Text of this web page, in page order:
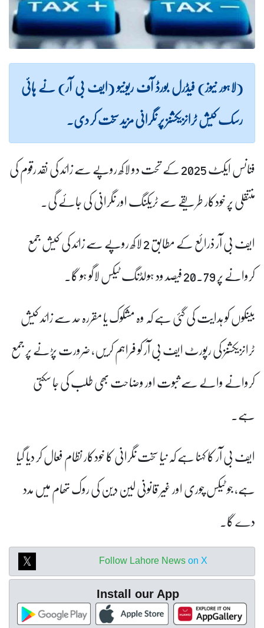
(لاہور نیوز) فیڈرل بورڈ آف ریونیو (ایف بی آر) نے ہائی
رسک کیش ٹرانزیکشنز پر نگرانی مزید سخت کر دی۔
فنانس ایکٹ 2025 کے تحت دو لاکھ روپے سے زائد کی نقد رقوم کی
منتقلی پر خودکار طریقے سے ٹریکنگ اور نگرانی کی جائے گی۔
ایف بی آر ذرائع کے مطابق 2 لاکھ روپے سے زائد کی کیش جمع
کروانے پر 20.79 فیصد ود ہولڈنگ ٹیکس لاگو ہو گا۔
بینکوں کو ہدایت کی گئی ہے کہ وہ مشکوک یا مقررہ حد سے زائد کیش
ٹرانزیکشنز کی رپورٹ ایف بی آر کو فراہم کریں، ضرورت پڑنے پر جمع
کروانے والے سے ثبوت اور وضاحت بھی طلب کی جا سکتی
ہے۔
ایف بی آر کا کہنا ہے کہ نیا سخت نگرانی کا خودکار نظام فعال کر دیا گیا
ہے، جو ٹیکس چوری اور غیر قانونی لین دین کی روک تھام میں مدد
دے گا۔
Follow Lahore News on X
Install our App